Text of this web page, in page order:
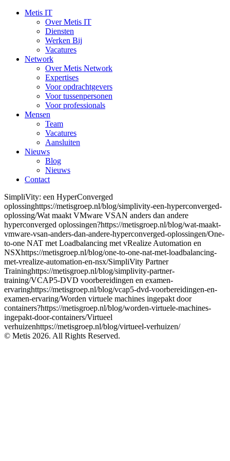
Metis IT
Over Metis IT
Diensten
Werken Bij
Vacatures
Network
Over Metis Network
Expertises
Voor opdrachtgevers
Voor tussenpersonen
Voor professionals
Mensen
Team
Vacatures
Aansluiten
Nieuws
Blog
Nieuws
Contact
SimpliVity: een HyperConverged
oplossinghttps://metisgroep.nl/blog/simplivity-een-hyperconverged-
oplossing/Wat maakt VMware VSAN anders dan andere
hyperconverged oplossingen?https://metisgroep.nl/blog/wat-maakt-
vmware-vsan-anders-dan-andere-hyperconverged-oplossingen/One-
to-one NAT met Loadbalancing met vRealize Automation en
NSXhttps://metisgroep.nl/blog/one-to-one-nat-met-loadbalancing-
met-vrealize-automation-en-nsx/SimpliVity Partner
Traininghttps://metisgroep.nl/blog/simplivity-partner-
training/VCAP5-DVD voorbereidingen en examen-
ervaringhttps://metisgroep.nl/blog/vcap5-dvd-voorbereidingen-en-
examen-ervaring/Worden virtuele machines ingepakt door
containers?https://metisgroep.nl/blog/worden-virtuele-machines-
ingepakt-door-containers/Virtueel
verhuizenhttps://metisgroep.nl/blog/virtueel-verhuizen/
© Metis 2026. All Rights Reserved.